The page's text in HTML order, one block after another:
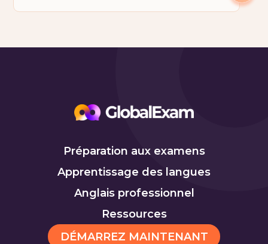
Préparation aux examens
Apprentissage des langues
Anglais professionnel
Ressources
DÉMARREZ MAINTENANT